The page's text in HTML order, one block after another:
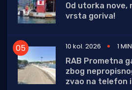
Od utorka nove,
vrsta goriva!
10 kol. 2026
1
RAB Prometna
zbog
zvao na telefon